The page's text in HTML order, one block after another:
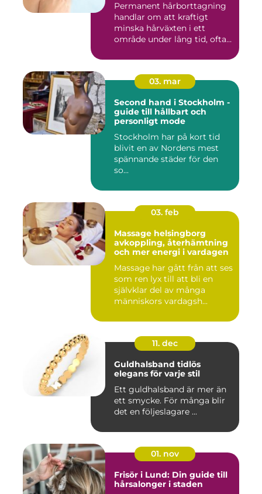
Permanent hårborttagning
handlar om att kraftigt
minska hårväxten i ett
område under lång tid, ofta
03. mar
Second hand i Stockholm -
guide till hållbart och
personligt mode
Stockholm har på kort tid
blivit en av Nordens mest
spännande städer för den
so...
03. feb
Massage helsingborg
avkoppling, återhämtning
och mer energi i vardagen
Massage har gått från att ses
som ren lyx till att bli en
självklar del av många
människors vardagsh...
11. dec
Guldhalsband tidlös
elegans för varje stil
Ett guldhalsband är mer än
ett smycke. För många blir
det en följeslagare ...
01. nov
Frisör i Lund: Din guide till
hårsalonger i staden